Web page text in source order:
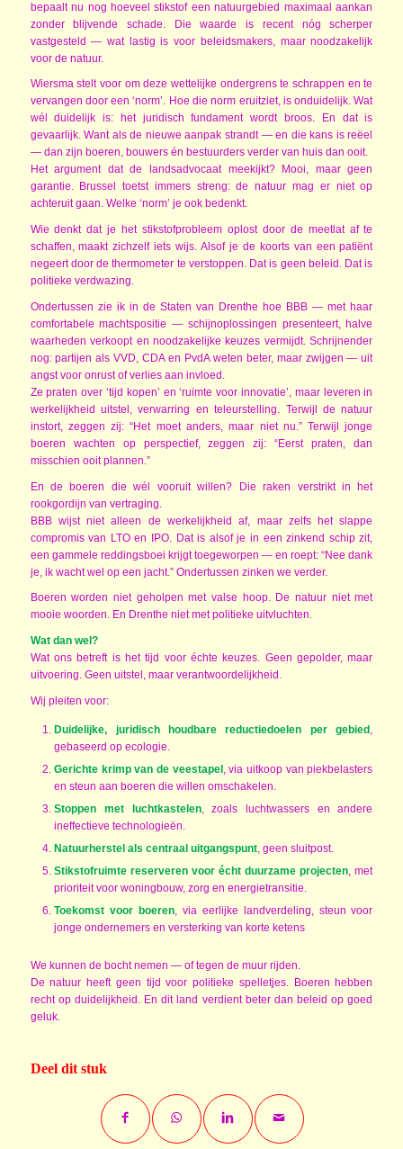
bepaalt nu nog hoeveel stikstof een natuurgebied maximaal aankan
zonder blijvende schade. Die waarde is recent nóg scherper
vastgesteld — wat lastig is voor beleidsmakers, maar noodzakelijk
voor de natuur.
Wiersma stelt voor om deze wettelijke ondergrens te schrappen en te
vervangen door een ‘norm’. Hoe die norm eruitziet, is onduidelijk. Wat
wél duidelijk is: het juridisch fundament wordt broos. En dat is
gevaarlijk. Want als de nieuwe aanpak strandt — en die kans is reëel
— dan zijn boeren, bouwers én bestuurders verder van huis dan ooit.
Het argument dat de landsadvocaat meekijkt? Mooi, maar geen
garantie. Brussel toetst immers streng: de natuur mag er niet op
achteruit gaan. Welke ‘norm’ je ook bedenkt.
Wie denkt dat je het stikstofprobleem oplost door de meetlat af te
schaffen, maakt zichzelf iets wijs. Alsof je de koorts van een patiënt
negeert door de thermometer te verstoppen. Dat is geen beleid. Dat is
politieke verdwazing.
Ondertussen zie ik in de Staten van Drenthe hoe BBB — met haar
comfortabele machtspositie — schijnoplossingen presenteert, halve
waarheden verkoopt en noodzakelijke keuzes vermijdt. Schrijnender
nog: partijen als VVD, CDA en PvdA weten beter, maar zwijgen — uit
angst voor onrust of verlies aan invloed.
Ze praten over ‘tijd kopen’ en ‘ruimte voor innovatie’, maar leveren in
werkelijkheid uitstel, verwarring en teleurstelling. Terwijl de natuur
instort, zeggen zij: “Het moet anders, maar niet nu.” Terwijl jonge
boeren wachten op perspectief, zeggen zij: “Eerst praten, dan
misschien ooit plannen.”
En de boeren die wél vooruit willen? Die raken verstrikt in het
rookgordijn van vertraging.
BBB wijst niet alleen de werkelijkheid af, maar zelfs het slappe
compromis van LTO en IPO. Dat is alsof je in een zinkend schip zit,
een gammele reddingsboei krijgt toegeworpen — en roept: “Nee dank
je, ik wacht wel op een jacht.” Ondertussen zinken we verder.
Boeren worden niet geholpen met valse hoop. De natuur niet met
mooie woorden. En Drenthe niet met politieke uitvluchten.
Wat dan wel?
Wat ons betreft is het tijd voor échte keuzes. Geen gepolder, maar
uitvoering. Geen uitstel, maar verantwoordelijkheid.
Wij pleiten voor:
Duidelijke, juridisch houdbare reductiedoelen per gebied
gebaseerd op ecologie.
Gerichte krimp van de veestapel
, via uitkoop van piekbelasters
en steun aan boeren die willen omschakelen.
Stoppen met luchtkastelen, zoals luchtwassers en andere
ineffectieve technologieën.
Natuurherstel als centraal uitgangspunt , geen sluitpost.
Stikstofruimte reserveren voor écht duurzame projecten , met
prioriteit voor woningbouw, zorg en energietransitie.
Toekomst voor boeren, via eerlijke landverdeling, steun voor
jonge ondernemers en versterking van korte ketens
We kunnen de bocht nemen — of tegen de muur rijden.
De natuur heeft geen tijd voor politieke spelletjes. Boeren hebben
recht op duidelijkheid. En dit land verdient beter dan beleid op goed
geluk.
Deel dit stuk